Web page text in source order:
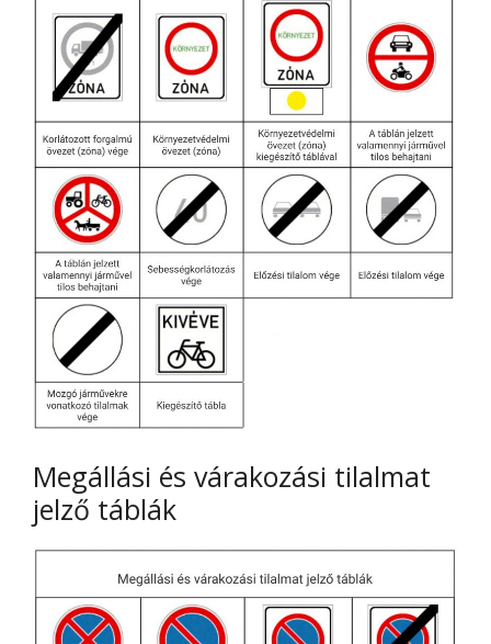
Megállási és várakozási tilalmat
jelző táblák